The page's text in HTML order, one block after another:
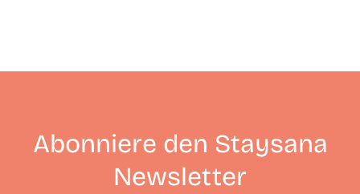
Abonniere den Staysana
Newsletter